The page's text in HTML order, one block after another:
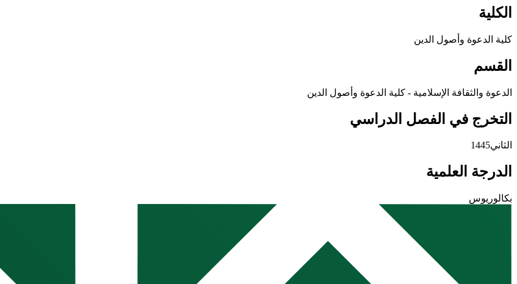
الكلية
كلية الدعوة وأصول الدين
القسم
الدعوة والثقافة الإسلامية - كلية الدعوة وأصول الدين
التخرج في الفصل الدراسي
الثاني1445
الدرجة العلمية
بكالوريوس